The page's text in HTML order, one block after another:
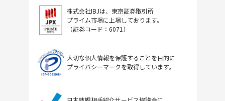
株式会社IBJは、東京証券取引所
プライム市場に上場しております。
（証券コード：6071）
大切な個人情報を保護することを目的に
プライバシーマークを取得しています。